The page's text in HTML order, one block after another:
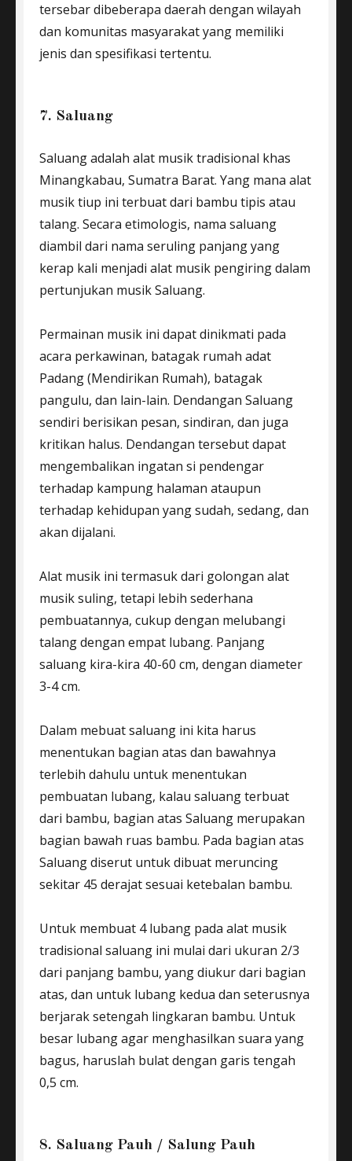
tersebar dibeberapa daerah dengan wilayah
dan komunitas masyarakat yang memiliki
jenis dan spesifikasi tertentu.
7. Saluang
Saluang adalah alat musik tradisional khas
Minangkabau, Sumatra Barat. Yang mana alat
musik tiup ini terbuat dari bambu tipis atau
talang. Secara etimologis, nama saluang
diambil dari nama seruling panjang yang
kerap kali menjadi alat musik pengiring dalam
pertunjukan musik Saluang.
Permainan musik ini dapat dinikmati pada
acara perkawinan, batagak rumah adat
Padang (Mendirikan Rumah), batagak
pangulu, dan lain-lain. Dendangan Saluang
sendiri berisikan pesan, sindiran, dan juga
kritikan halus. Dendangan tersebut dapat
mengembalikan ingatan si pendengar
terhadap kampung halaman ataupun
terhadap kehidupan yang sudah, sedang, dan
akan dijalani.
Alat musik ini termasuk dari golongan alat
musik suling, tetapi lebih sederhana
pembuatannya, cukup dengan melubangi
talang dengan empat lubang. Panjang
saluang kira-kira 40-60 cm, dengan diameter
3-4 cm.
Dalam mebuat saluang ini kita harus
menentukan bagian atas dan bawahnya
terlebih dahulu untuk menentukan
pembuatan lubang, kalau saluang terbuat
dari bambu, bagian atas Saluang merupakan
bagian bawah ruas bambu. Pada bagian atas
Saluang diserut untuk dibuat meruncing
sekitar 45 derajat sesuai ketebalan bambu.
Untuk membuat 4 lubang pada alat musik
tradisional saluang ini mulai dari ukuran 2/3
dari panjang bambu, yang diukur dari bagian
atas, dan untuk lubang kedua dan seterusnya
berjarak setengah lingkaran bambu. Untuk
besar lubang agar menghasilkan suara yang
bagus, haruslah bulat dengan garis tengah
0,5 cm.
8. Saluang Pauh / Salung Pauh